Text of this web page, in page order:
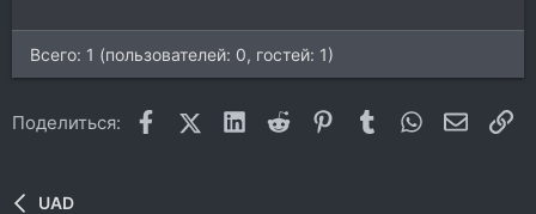
Всего: 1 (пользователей: 0, гостей: 1)
Поделиться: FacebookX (Twitter)
LinkedIn
Reddit Pinterest
Tumblr WhatsApp
UAD